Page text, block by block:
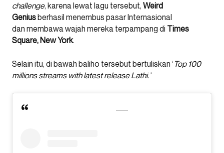
challenge, karena lewat lagu tersebut, Weird
Geniusberhasil menembus pasar Internasional
dan membawa wajah mereka terpampang di Times
Square, New York.
Selain itu, di bawah baliho tersebut bertuliskan ‘ Top 100
millions streams with latest release Lathi.’